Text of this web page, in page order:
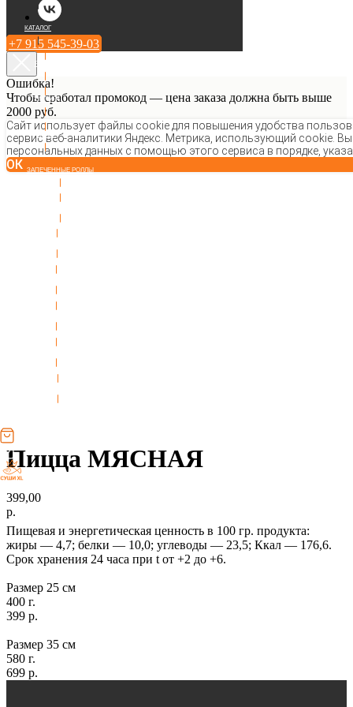
КАТАЛОГ
РОЛЛЫ
ТЕМПУРА
МАКИ
ЗАПЕЧЕННЫЕ РОЛЛЫ
+7 915 545-39-03
Ошибка!
Чтобы сработал промокод — цена заказа должна быть выше
2000 руб.
Сайт использует файлы cookie для повышения удобства
сервис веб-аналитики Яндекс. Метрика, использующий cookie.
персональных данных с помощью этого сервиса в порядке,
ОК
Пицца МЯСНАЯ
399,00
р.
Пищевая и энергетическая ценность в 100 гр. продукта:
жиры — 4,7; белки — 10,0; углеводы — 23,5; Ккал — 176,6.
Срок хранения 24 часа при t от +2 до +6.
Размер 25 см
400 г.
399 р.
Размер 35 см
580 г.
699 р.